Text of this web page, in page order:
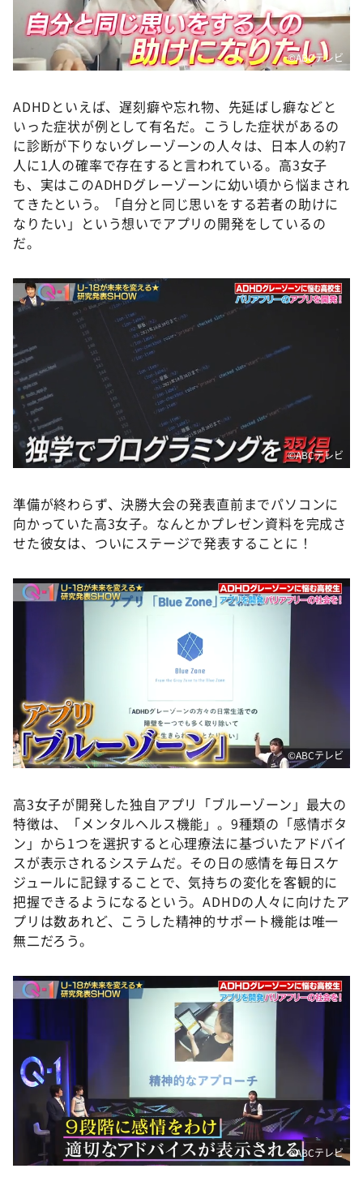
©️ABCテレビ
ADHDといえば、遅刻癖や忘れ物、先延ばし癖などと
いった症状が例として有名だ。こうした症状があるの
に診断が下りないグレーゾーンの人々は、日本人の約7
人に1人の確率で存在すると言われている。高3女子
も、実はこのADHDグレーゾーンに幼い頃から悩まされ
てきたという。「自分と同じ思いをする若者の助けに
なりたい」という想いでアプリの開発をしているの
だ。
©️ABCテレビ
準備が終わらず、決勝大会の発表直前までパソコンに
向かっていた高3女子。なんとかプレゼン資料を完成さ
せた彼女は、ついにステージで発表することに！
©️ABCテレビ
高3女子が開発した独自アプリ「ブルーゾーン」最大の
特徴は、「メンタルヘルス機能」。9種類の「感情ボタ
ン」から1つを選択すると心理療法に基づいたアドバイ
スが表示されるシステムだ。その日の感情を毎日スケ
ジュールに記録することで、気持ちの変化を客観的に
把握できるようになるという。ADHDの人々に向けたア
プリは数あれど、こうした精神的サポート機能は唯一
無二だろう。
©️ABCテレビ